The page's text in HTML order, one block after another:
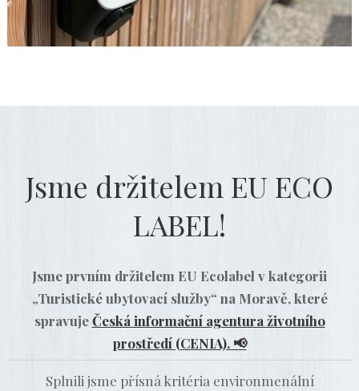
Jsme držitelem EU ECO
LABEL!
Jsme prvním držitelem EU Ecolabel v kategorii
„Turistické ubytovací služby“ na Moravě, které
spravujeČeská informační agentura životního
prostředí (CENIA). 📢
Splnili jsme přísná kritéria environmenální